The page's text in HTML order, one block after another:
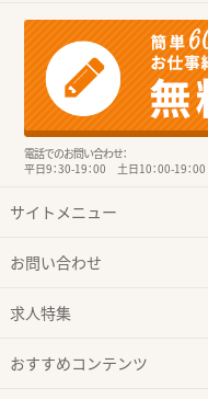
電話でのお問い合わせ：
平日9：30-19：00 土日10：00-19：00
サイトメニュー
お問い合わせ
求人特集
おすすめコンテンツ